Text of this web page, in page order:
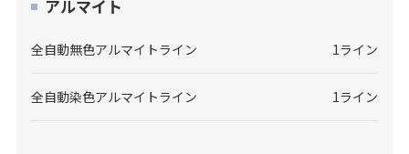
アルマイト
全自動無色アルマイトライン 1ライン
全自動染色アルマイトライン 1ライン